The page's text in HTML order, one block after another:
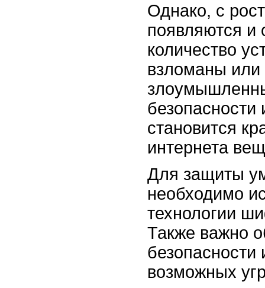
Однако, с
появляются и
количество
взломаны или
становится
интернета
Для защиты
необходимо
технологии
Также важно
возможных